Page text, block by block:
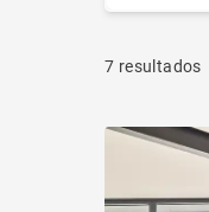
Bidart
7 resultados